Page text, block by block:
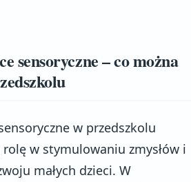
sensoryczne – co można
w przedszkolu
w stymulowaniu zmysłów i
małych dzieci. W